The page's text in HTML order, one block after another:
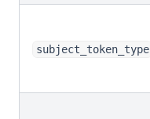
subject_token_type